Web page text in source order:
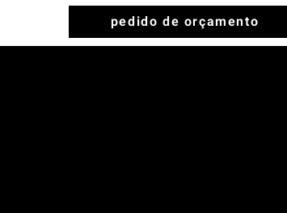
pedido de orçamento